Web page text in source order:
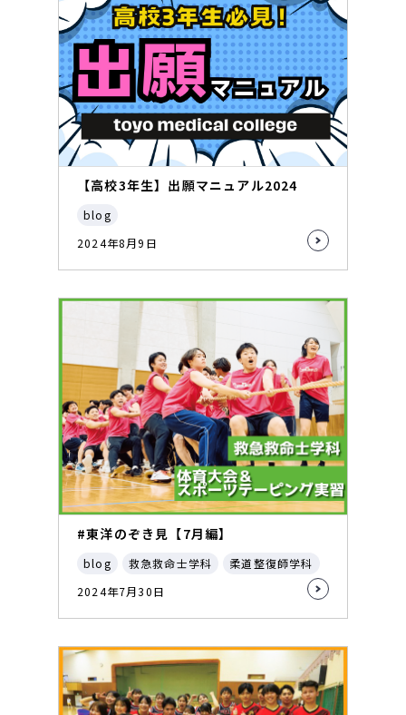
【高校3年生】出願マニュアル2024
blog
2024年8月9日
#東洋のぞき見【7月編】
blog 救急救命士学科
柔道整復師学科
2024年7月30日